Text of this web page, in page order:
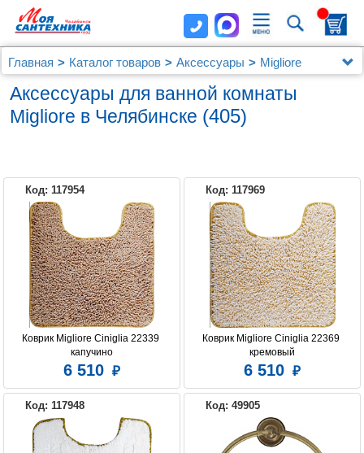
Главная Каталог товаров Аксессуары Migliore
Аксессуары для ванной комнаты
Migliore в Челябинске (405)
MIGLIORE
Код: 117954
Коврик Migliore Ciniglia 22339
капучино
6 510
Код: 117969
Коврик Migliore Ciniglia 22369
кремовый
6 510
Код: 117948 Код: 49905